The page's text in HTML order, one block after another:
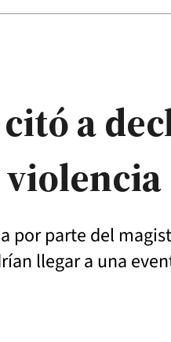
a
por parte del
llegar a una